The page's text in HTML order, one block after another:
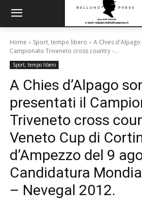
Home Sport, tempo libero
A Chies
Campionato Triveneto cross country -...
Sport, tempo libero
A Chies d’Alpago
presentati il
Triveneto cross
Veneto Cup di
d’Ampezzo del 9
Candidatura
– Nevegal 2012.